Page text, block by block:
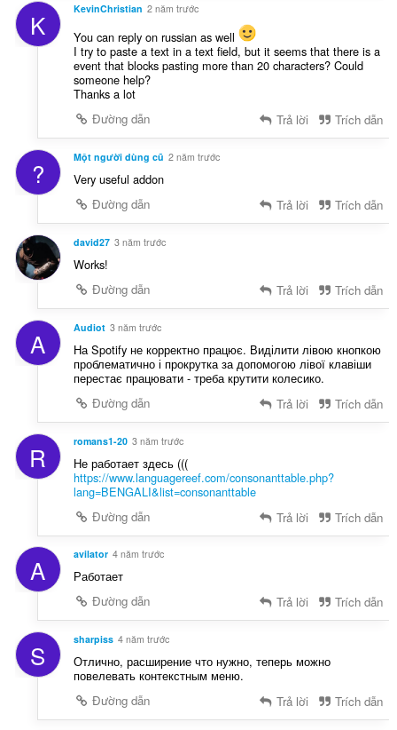
K KevinChristian 2 năm trước
You can reply on russian as well
I try to paste a text in a text field, but it seems that there is a
event that blocks pasting more than 20 characters? Could
someone help?
Thanks a lot
Đường dẫn
Trả lời Trích dẫn
? Một người dùng cũ 2 năm trước
Very useful addon
Đường dẫn
Trả lời Trích dẫn
david27 3 năm trước
Works!
Đường dẫn
Trả lời Trích dẫn
A Audiot 3 năm trước
На Spotify не корректно працює. Виділити лівою кнопкою
проблематично і прокрутка за допомогою лівої клавіши
перестає працювати - треба крутити колесико.
Đường dẫn
Trả lời Trích dẫn
R romans1-20 3 năm trước
Не работает здесь (((
https://www.languagereef.com/consonanttable.php?
lang=BENGALI&list=consonanttable
Đường dẫn
Trả lời Trích dẫn
A avilator 4 năm trước
Работает
Đường dẫn
Trả lời Trích dẫn
S sharpiss 4 năm trước
Отлично, расширение что нужно, теперь можно
повелевать контекстным меню.
Đường dẫn
Trả lời Trích dẫn